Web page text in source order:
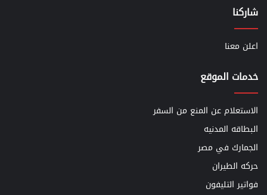
شاركنا
اعلن معنا
خدمات الموقع
الاستعلام عن المنع من السفر
البطاقه المدنيه
الجمارك في مصر
حركه الطيران
فواتير التليفون